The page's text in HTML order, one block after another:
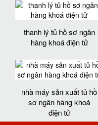
thanh lý tủ hồ sơ ngân
hàng khoá điện tử
nhà máy sản xuất tủ hồ
sơ ngân hàng khoá
điện tử